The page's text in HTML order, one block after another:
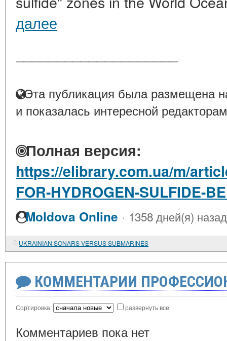
далее
Эта публикация была размещена
и показалась интересной
Полная версия:
https://elibrary.com.ua/m/
FOR-HYDROGEN-SULFIDE-
Moldova Online · 1358 дней(я) назад
UKRAINIAN SONARS VERSUS SUBMARINES
КОММЕНТАРИИ
Сортировка: развернуть все
Комментариев пока нет